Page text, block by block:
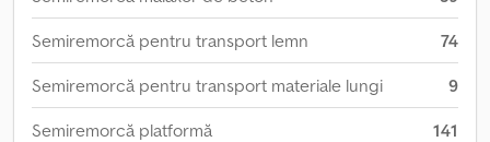
Semiremorcă pentru transport lemn 74
Semiremorcă pentru transport materiale lungi 9
Semiremorcă platformă 141